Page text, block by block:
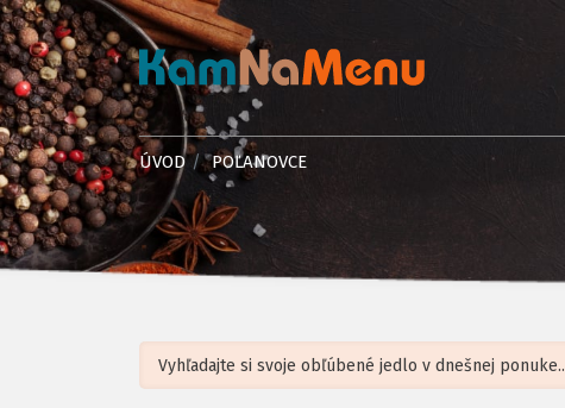
ÚVOD POĽANOVCE